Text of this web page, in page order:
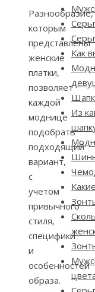
Разнообразие,
которым
представлены
женские
платки,
позволяет
каждой
моднице
подобрать
подходящий
вариант,
с
учетом
привычного
стиля,
специфики
и
особенностей
образа.
Как
Из